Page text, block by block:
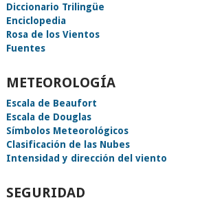
Diccionario Trilingüe
Enciclopedia
Rosa de los Vientos
Fuentes
METEOROLOGÍA
Escala de Beaufort
Escala de Douglas
Símbolos Meteorológicos
Clasificación de las Nubes
Intensidad y dirección del viento
SEGURIDAD